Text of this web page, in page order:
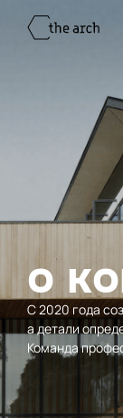
о
С 2020 года
а детали
Команда